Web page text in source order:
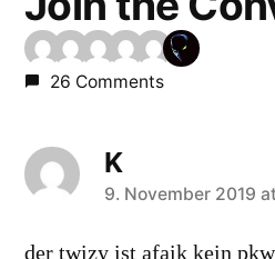
26 Comments
K
says:
9. November 2019
der twizy ist afaik kein